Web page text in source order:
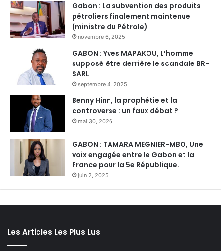
Gabon : La subvention des produits
pétroliers finalement maintenue
(ministre du Pétrole)
novembre 6, 2025
GABON : Yves MAPAKOU, L’homme
supposé être derrière le scandale BR-
SARL
septembre 4, 2025
Benny Hinn, la prophétie et la
controverse : un faux débat ?
mai 30, 2026
GABON : TAMARA MEGNIER-MBO, Une
voix engagée entre le Gabon et la
France pour la 5e République.
juin 2, 2025
Les Articles Les Plus Lus